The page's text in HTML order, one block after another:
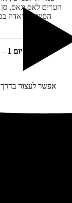
הערים לאס וגאס, סן
הסיירה נוואדה
יום 1 –
(אפשר לעצור בדרך
(אפשר להאריך